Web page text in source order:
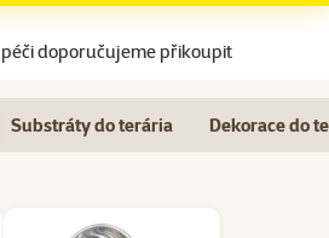
doporučujeme přikoupit
Substráty do terária Dekorace do